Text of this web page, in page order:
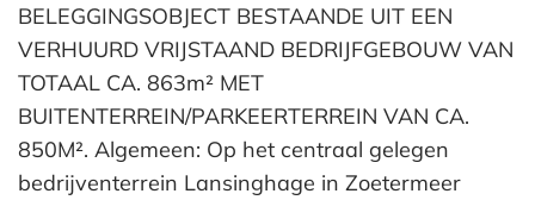
BELEGGINGSOBJECT BESTAANDE UIT EEN
VERHUURD VRIJSTAAND BEDRIJFGEBOUW VAN
TOTAAL CA. 863m² MET
BUITENTERREIN/PARKEERTERREIN VAN CA.
850M². Algemeen: Op het centraal gelegen
bedrijventerrein Lansinghage in Zoetermeer